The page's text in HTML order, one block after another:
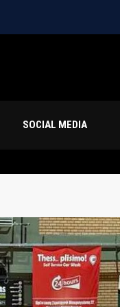
SOCIAL MEDIA